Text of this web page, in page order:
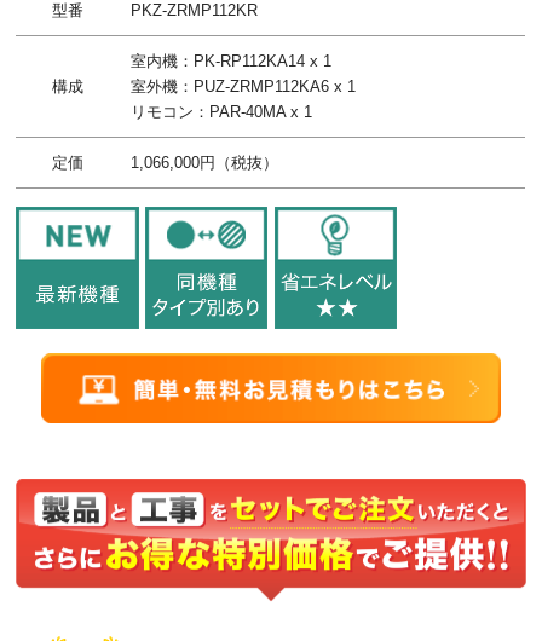
型番 PKZ-ZRMP112KR
構成
室内機：PK-RP112KA14 x 1
室外機：PUZ-ZRMP112KA6 x 1
リモコン：PAR-40MA x 1
定価 1,066,000円（税抜）